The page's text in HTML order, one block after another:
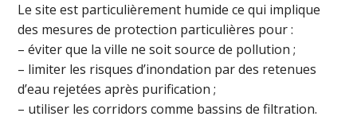
Le site est particulièrement humide ce qui implique
des mesures de protection particulières pour :
– éviter que la ville ne soit source de pollution ;
– limiter les risques d’inondation par des retenues
d’eau rejetées après purification ;
– utiliser les corridors comme bassins de filtration.